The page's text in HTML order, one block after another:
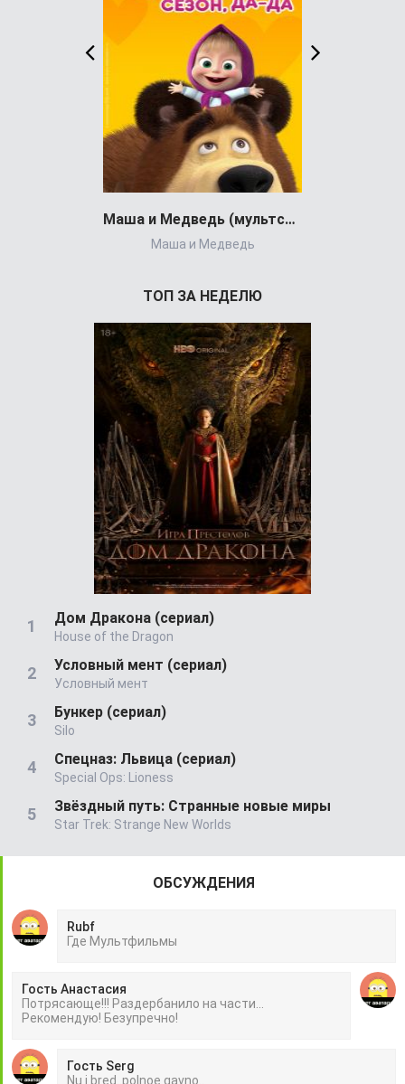
Маша и Медведь (мультсериал)
Маша и Медведь
ТОП ЗА НЕДЕЛЮ
Дом Дракона (сериал)
House of the Dragon
Условный мент (сериал)
Условный мент
Бункер (сериал)
Silo
Спецназ: Львица (сериал)
Special Ops: Lioness
Звёздный путь: Странные новые миры
Star Trek: Strange New Worlds
ОБСУЖДЕНИЯ
Rubf
Гдe Mультфильмы
Гость Анастасия
Потрясающе!!! Раздербанило на части...
Рекомендую! Безупречно!
Гость Serg
Nu i bred..polnoe gavno..